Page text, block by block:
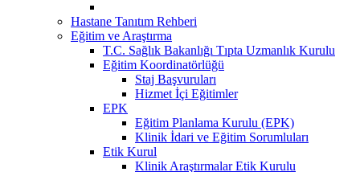
Hastane Tanıtım Rehberi
Eğitim ve Araştırma
T.C. Sağlık Bakanlığı Tıpta Uzmanlık Kurulu
Eğitim Koordinatörlüğü
Staj Başvuruları
Hizmet İçi Eğitimler
EPK
Eğitim Planlama Kurulu (EPK)
Klinik İdari ve Eğitim Sorumluları
Etik Kurul
Klinik Araştırmalar Etik Kurulu